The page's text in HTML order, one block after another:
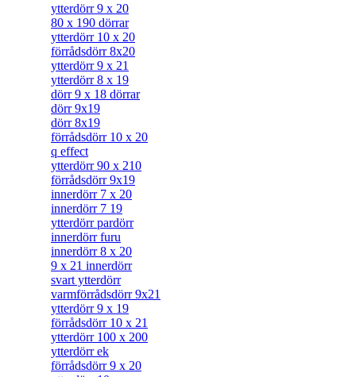
ytterdörr 9 x 20
80 x 190 dörrar
ytterdörr 10 x 20
förrådsdörr 8x20
ytterdörr 9 x 21
ytterdörr 8 x 19
dörr 9 x 18 dörrar
dörr 9x19
dörr 8x19
förrådsdörr 10 x 20
q effect
ytterdörr 90 x 210
förrådsdörr 9x19
innerdörr 7 x 20
innerdörr 7 19
ytterdörr pardörr
innerdörr furu
innerdörr 8 x 20
9 x 21 innerdörr
svart ytterdörr
varmförrådsdörr 9x21
ytterdörr 9 x 19
förrådsdörr 10 x 21
ytterdörr 100 x 200
ytterdörr ek
förrådsdörr 9 x 20